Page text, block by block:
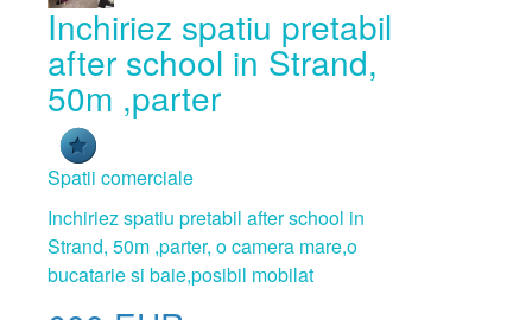
Inchiriez spatiu pretabil
after school in Strand,
50m ,parter
Spatii comerciale
Inchiriez spatiu pretabil after school in
Strand, 50m ,parter, o camera mare,o
bucatarie si baie,posibil mobilat